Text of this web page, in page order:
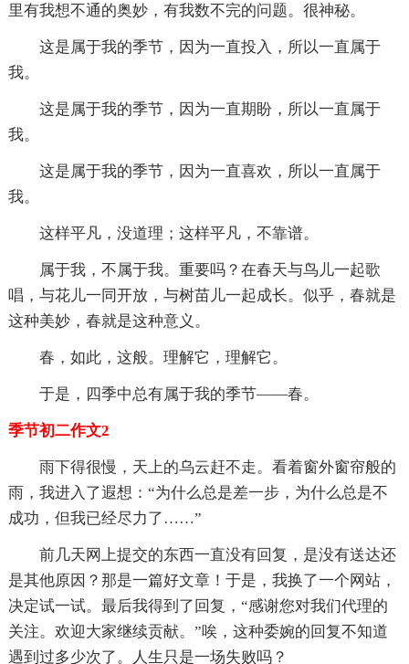
里有我想不通的奥妙，有我数不完的问题。很神秘。
这是属于我的季节，因为一直投入，所以一直属于
我。
这是属于我的季节，因为一直期盼，所以一直属于
我。
这是属于我的季节，因为一直喜欢，所以一直属于
我。
这样平凡，没道理；这样平凡，不靠谱。
属于我，不属于我。重要吗？在春天与鸟儿一起歌
唱，与花儿一同开放，与树苗儿一起成长。似乎，春就是
这种美妙，春就是这种意义。
春，如此，这般。理解它，理解它。
于是，四季中总有属于我的季节——春。
季节初二作文2
雨下得很慢，天上的乌云赶不走。看着窗外窗帘般的
雨，我进入了遐想：“为什么总是差一步，为什么总是不
成功，但我已经尽力了……”
前几天网上提交的东西一直没有回复，是没有送达还
是其他原因？那是一篇好文章！于是，我换了一个网站，
决定试一试。最后我得到了回复，“感谢您对我们代理的
关注。欢迎大家继续贡献。”唉，这种委婉的回复不知道
遇到过多少次了。人生只是一场失败吗？